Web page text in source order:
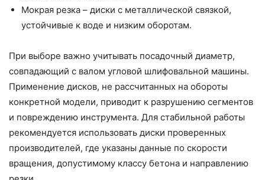
Мокрая резка – диски с металлической связкой,
устойчивые к воде и низким оборотам.
При выборе важно учитывать посадочный диаметр,
совпадающий с валом угловой шлифовальной машины.
Применение дисков, не рассчитанных на обороты
конкретной модели, приводит к разрушению сегментов
и повреждению инструмента. Для стабильной работы
рекомендуется использовать диски проверенных
производителей, где указаны данные по скорости
вращения, допустимому классу бетона и направлению